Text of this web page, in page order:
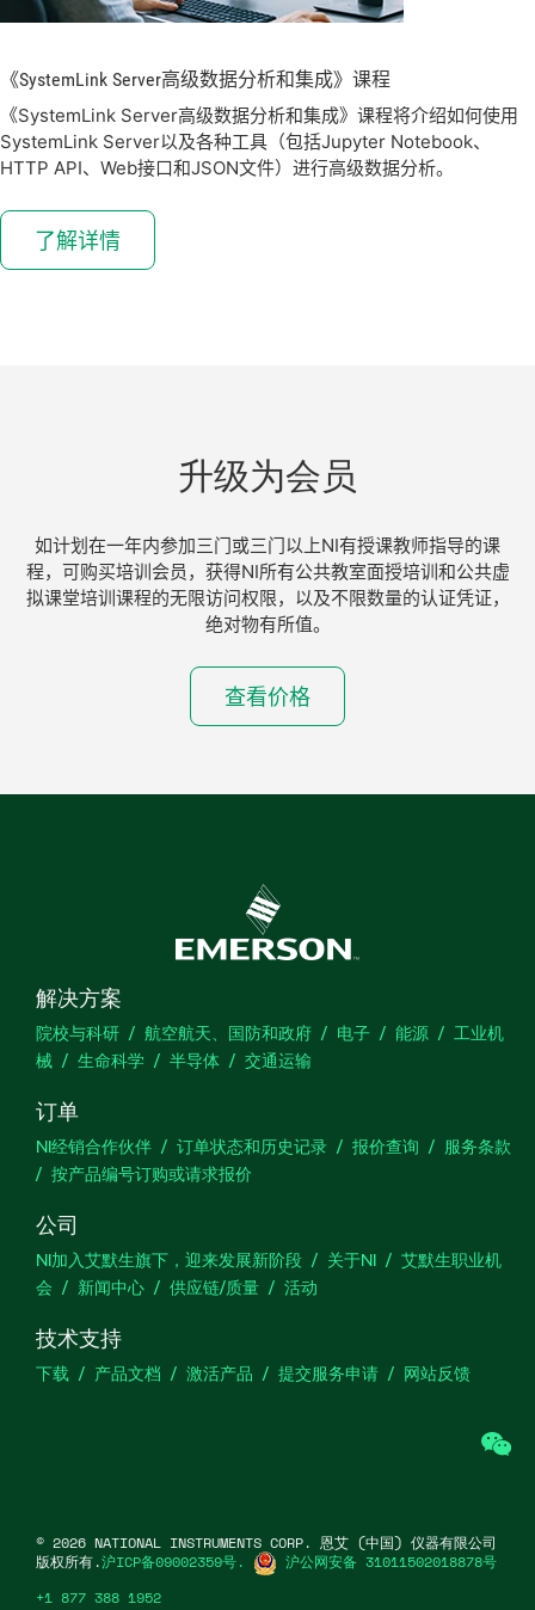
《SystemLink Server高级数据分析和集成》 课程
《SystemLink Server高级数据分析和集成》课程将介绍如何使用
SystemLink Server以及各种工具（包括Jupyter Notebook、
HTTP API、Web接口和JSON文件）进行高级数据分析。
了解详情
升级为会员
如计划在一年内参加三门或三门以上NI有授课教师指导的课
程，可购买培训会员，获得NI所有公共教室面授培训和公共虚
拟课堂培训课程的无限访问权限，以及不限数量的认证凭证，
绝对物有所值。
查看价格
解决方案
院校与科研 航空航天、国防和政府 电子 能源
工业机
械
生命科学 半导体 交通运输
订单
NI经销合作伙伴 订单状态和历史记录 报价查询
服务条款
按产品编号订购或请求报价
公司
NI加入艾默生旗下，迎来发展新阶段 关于NI
艾默生职业机
会
新闻中心 供应链/质量 活动
技术支持
下载 产品文档 激活产品 提交服务申请 网站反馈
© 2026 NATIONAL INSTRUMENTS CORP. 恩艾 (中国) 仪器有限公司
版权所有.沪ICP备09002359号.
沪公网安备 31011502018878号
+1 877 388 1952